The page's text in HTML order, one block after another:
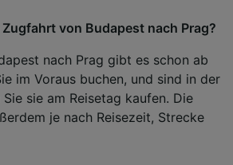
von Budapest nach Prag?
nach Prag gibt es schon ab
im Voraus buchen, und sind in der
sie am Reisetag kaufen. Die
je nach Reisezeit, Strecke